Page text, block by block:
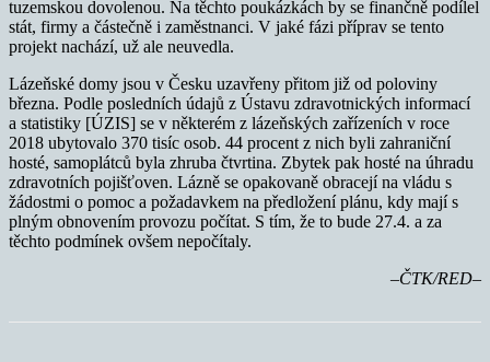
tuzemskou dovolenou. Na těchto poukázkách by se finančně podílel
stát, firmy a částečně i zaměstnanci. V jaké fázi příprav se tento
projekt nachází, už ale neuvedla.
Lázeňské domy jsou v Česku uzavřeny přitom již od poloviny
března. Podle posledních údajů z Ústavu zdravotnických informací
a statistiky [ÚZIS] se v některém z lázeňských zařízeních v roce
2018 ubytovalo 370 tisíc osob. 44 procent z nich byli zahraniční
hosté, samoplátců byla zhruba čtvrtina. Zbytek pak hosté na úhradu
zdravotních pojišťoven. Lázně se opakovaně obracejí na vládu s
žádostmi o pomoc a požadavkem na předložení plánu, kdy mají s
plným obnovením provozu počítat. S tím, že to bude 27.4. a za
těchto podmínek ovšem nepočítaly.
–ČTK/RED–